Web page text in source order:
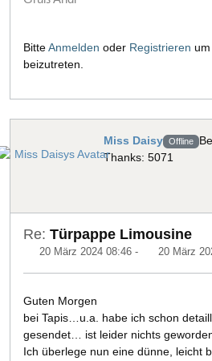
BitteAnmelden oder Registrieren
beizutreten.
Miss Daisy Offline
Thanks: 5071
Re: Türpappe Limousine
20 März 2024 08:46 - 20 März
Guten Morgen
bei Tapis…u.a. habe ich schon
gesendet… ist leider nichts
Ich überlege nun eine dünne, leicht